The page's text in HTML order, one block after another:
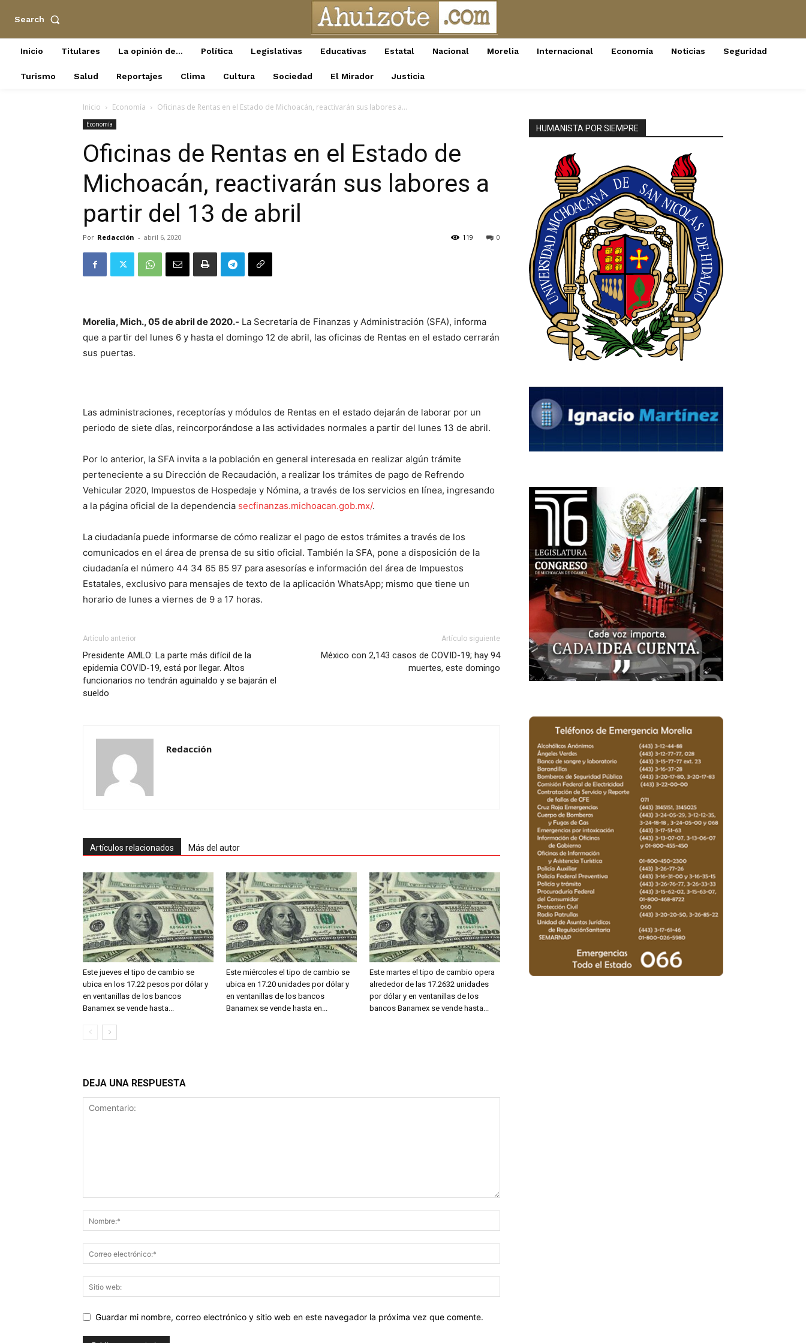
Search
Inicio Titulares La opinión de… Política Legislativas Educativas Estatal Nacional Morelia Internacional Economía Noticias Seguridad
Turismo Salud Reportajes Clima Cultura Sociedad El Mirador Justicia
Inicio Economía Oficinas de Rentas en el Estado de Michoacán, reactivarán sus labores a...
Economía
Oficinas de Rentas en el Estado de
Michoacán, reactivarán sus labores a
partir del 13 de abril
Por Redacción - abril 6, 2020 0
119
Morelia, Mich., 05 de abril de 2020.- La Secretaría de Finanzas y Administración (SFA), informa
que a partir del lunes 6 y hasta el domingo 12 de abril, las oficinas de Rentas en el estado cerrarán
sus puertas.
Las administraciones, receptorías y módulos de Rentas en el estado dejarán de laborar por un
periodo de siete días, reincorporándose a las actividades normales a partir del lunes 13 de abril.
Por lo anterior, la SFA invita a la población en general interesada en realizar algún trámite
perteneciente a su Dirección de Recaudación, a realizar los trámites de pago de Refrendo
Vehicular 2020, Impuestos de Hospedaje y Nómina, a través de los servicios en línea, ingresando
a la página oficial de la dependencia secfinanzas.michoacan.gob.mx/.
La ciudadanía puede informarse de cómo realizar el pago de estos trámites a través de los
comunicados en el área de prensa de su sitio oficial. También la SFA, pone a disposición de la
ciudadanía el número 44 34 65 85 97 para asesorías e información del área de Impuestos
Estatales, exclusivo para mensajes de texto de la aplicación WhatsApp; mismo que tiene un
horario de lunes a viernes de 9 a 17 horas.
Artículo anterior
Presidente AMLO: La parte más difícil de la
epidemia COVID-19, está por llegar. Altos
funcionarios no tendrán aguinaldo y se bajarán el
sueldo
Artículo siguiente
México con 2,143 casos de COVID-19; hay 94
muertes, este domingo
Redacción
Artículos relacionados Más del autor
Este jueves el tipo de cambio se
ubica en los 17.22 pesos por dólar y
en ventanillas de los bancos
Banamex se vende hasta...
Este miércoles el tipo de cambio se
ubica en 17.20 unidades por dólar y
en ventanillas de los bancos
Banamex se vende hasta en...
Este martes el tipo de cambio opera
alrededor de las 17.2632 unidades
por dólar y en ventanillas de los
bancos Banamex se vende hasta...
DEJA UNA RESPUESTA
Guardar mi nombre, correo electrónico y sitio web en este navegador la próxima vez que comente.
HUMANISTA POR SIEMPRE